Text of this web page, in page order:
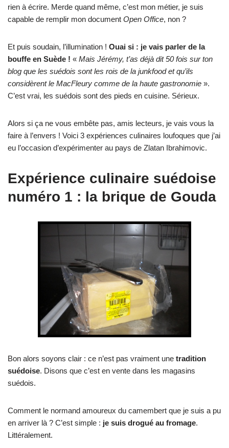
rien à écrire. Merde quand même, c’est mon métier, je suis
capable de remplir mon document Open Office, non ?
Et puis soudain, l’illumination ! Ouai si : je vais parler de la
bouffe en Suède ! « Mais Jérémy, t’as déjà dit 50 fois sur ton
blog que les suédois sont les rois de la junkfood et qu’ils
considèrent le MacFleury comme de la haute gastronomie ».
C’est vrai, les suédois sont des pieds en cuisine. Sérieux.
Alors si ça ne vous embête pas, amis lecteurs, je vais vous la
faire à l’envers ! Voici 3 expériences culinaires loufoques que j’ai
eu l’occasion d’expérimenter au pays de Zlatan Ibrahimovic.
Expérience culinaire suédoise
numéro 1 : la brique de Gouda
Bon alors soyons clair : ce n’est pas vraiment une tradition
suédoise. Disons que c’est en vente dans les magasins
suédois.
Comment le normand amoureux du camembert que je suis a pu
en arriver là ? C’est simple : je suis drogué au fromage.
Littéralement.